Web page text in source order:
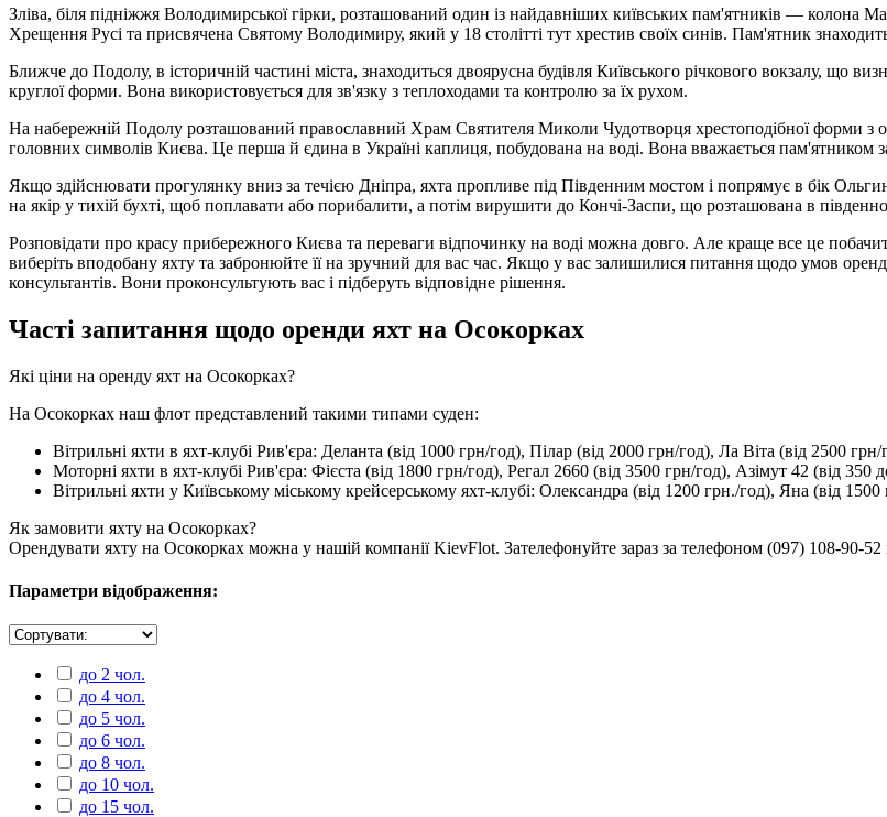
Зліва, біля підніжжя Володимирської гірки, розташований один із найдавніших київських пам'ятників — колона
Хрещення Русі та присвячена Святому Володимиру, який у 18 столітті тут хрестив своїх синів. Пам'ятник
Ближче до Подолу, в історичній частині міста, знаходиться двоярусна будівля Київського річкового вокзалу, що
круглої форми. Вона використовується для зв'язку з теплоходами та контролю за їх рухом.
На набережній Подолу розташований православний Храм Святителя Миколи Чудотворця хрестоподібної форми
головних символів Києва. Це перша й єдина в Україні каплиця, побудована на воді. Вона вважається пам'ятником
Якщо здійснювати прогулянку вниз за течією Дніпра, яхта пропливе під Південним мостом і попрямує в бік
на якір у тихій бухті, щоб поплавати або порибалити, а потім вирушити до Кончі-Заспи, що розташована в
Розповідати про красу прибережного Києва та переваги відпочинку на воді можна довго. Але краще все це
виберіть вподобану яхту та забронюйте її на зручний для вас час. Якщо у вас залишилися питання щодо умов
консультантів. Вони проконсультують вас і підберуть відповідне рішення.
Часті запитання щодо оренди яхт на Осокорках
Які ціни на оренду яхт на Осокорках?
На Осокорках наш флот представлений такими типами суден:
Вітрильні яхти в яхт-клубі Рив'єра: Деланта (від 1000 грн/год), Пілар (від 2000 грн/год), Ла Віта (від 2500 грн/
Моторні яхти в яхт-клубі Рив'єра: Фієста (від 1800 грн/год), Регал 2660 (від 3500 грн/год), Азімут 42 (від 350
Вітрильні яхти у Київському міському крейсерському яхт-клубі: Олександра (від 1200 грн./год), Яна (від
Як замовити яхту на Осокорках?
Орендувати яхту на Осокорках можна у нашій компанії KievFlot. Зателефонуйте зараз за телефоном (097) 108-90-52
Параметри відображення:
до 2 чол.
до 4 чол.
до 5 чол.
до 6 чол.
до 8 чол.
до 10 чол.
до 15 чол.